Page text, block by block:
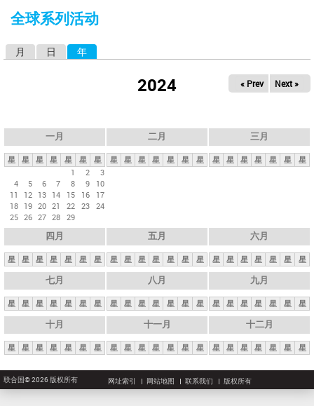
这
全球系列活动
月 日 年
2024 « Prev Next »
一月
星 星 星 星 星 星
星
1
2
3
4
5 6 7 8 9
10
11
12 13 14 15 16
17
18 19 20 21 22 23 24
25 26 27 28 29
二月
星 星 星 星 星 星 星
三月
星 星 星 星 星 星 星
四月
星 星 星 星 星 星 星
五月
星 星 星 星 星 星 星
六月
星 星 星 星 星 星 星
七月
星 星 星 星 星 星 星
八月
星 星 星 星 星 星 星
九月
星 星 星 星 星 星 星
十月
星 星 星 星 星 星 星
十一月
星 星 星 星 星 星 星
十二月
星 星 星 星 星 星 星
联合国© 2026 版权所有 网址索引 网站地图 联系我们 版权所有